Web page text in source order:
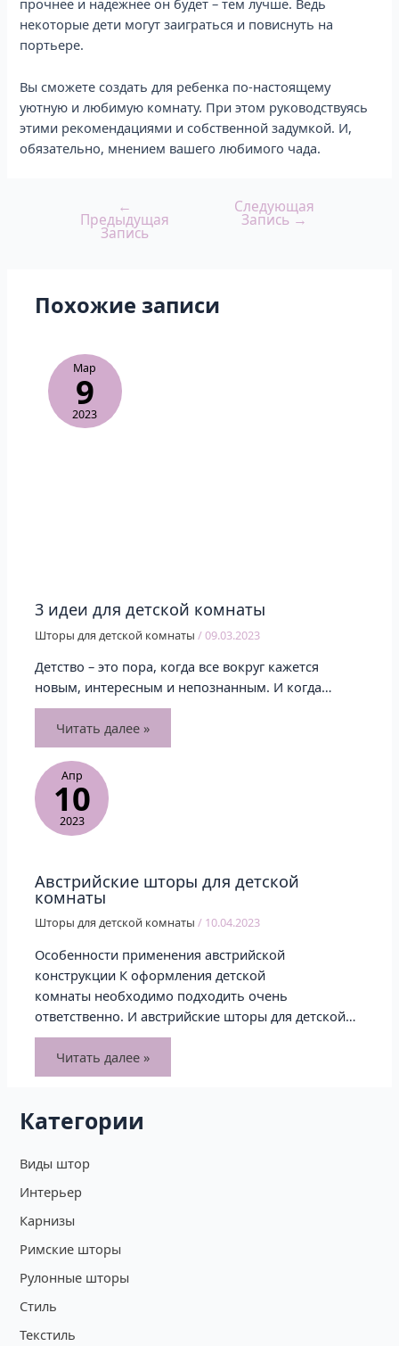
прочнее и надежнее он будет – тем лучше. Ведь
некоторые дети могут заиграться и повиснуть на
портьере.
Вы сможете создать для ребенка по-настоящему
уютную и любимую комнату. При этом руководствуясь
этими рекомендациями и собственной задумкой. И,
обязательно, мнением вашего любимого чада.
←
Предыдущая
Запись
Следующая
Запись →
Похожие записи
Мар
9
2023
3 идеи для детской комнаты
Шторы для детской комнаты /09.03.2023
Детство – это пора, когда все вокруг кажется
новым, интересным и непознанным. И когда…
Читать далее »
Апр
10
2023
Австрийские шторы для детской
комнаты
Шторы для детской комнаты / 10.04.2023
Особенности применения австрийской
конструкции К оформления детской
комнаты необходимо подходить очень
ответственно. И австрийские шторы для детской…
Читать далее »
Категории
Виды штор
Интерьер
Карнизы
Римские шторы
Рулонные шторы
Стиль
Текстиль